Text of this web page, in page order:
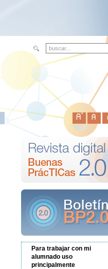
Para trabajar con mi
alumnado uso
principalmente